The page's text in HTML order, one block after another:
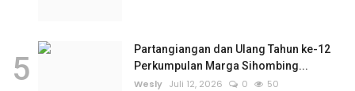
5
Partangiangan dan Ulang Tahun ke-12
Perkumpulan Marga Sihombing...
Wesly Juli 12, 2026 0 50